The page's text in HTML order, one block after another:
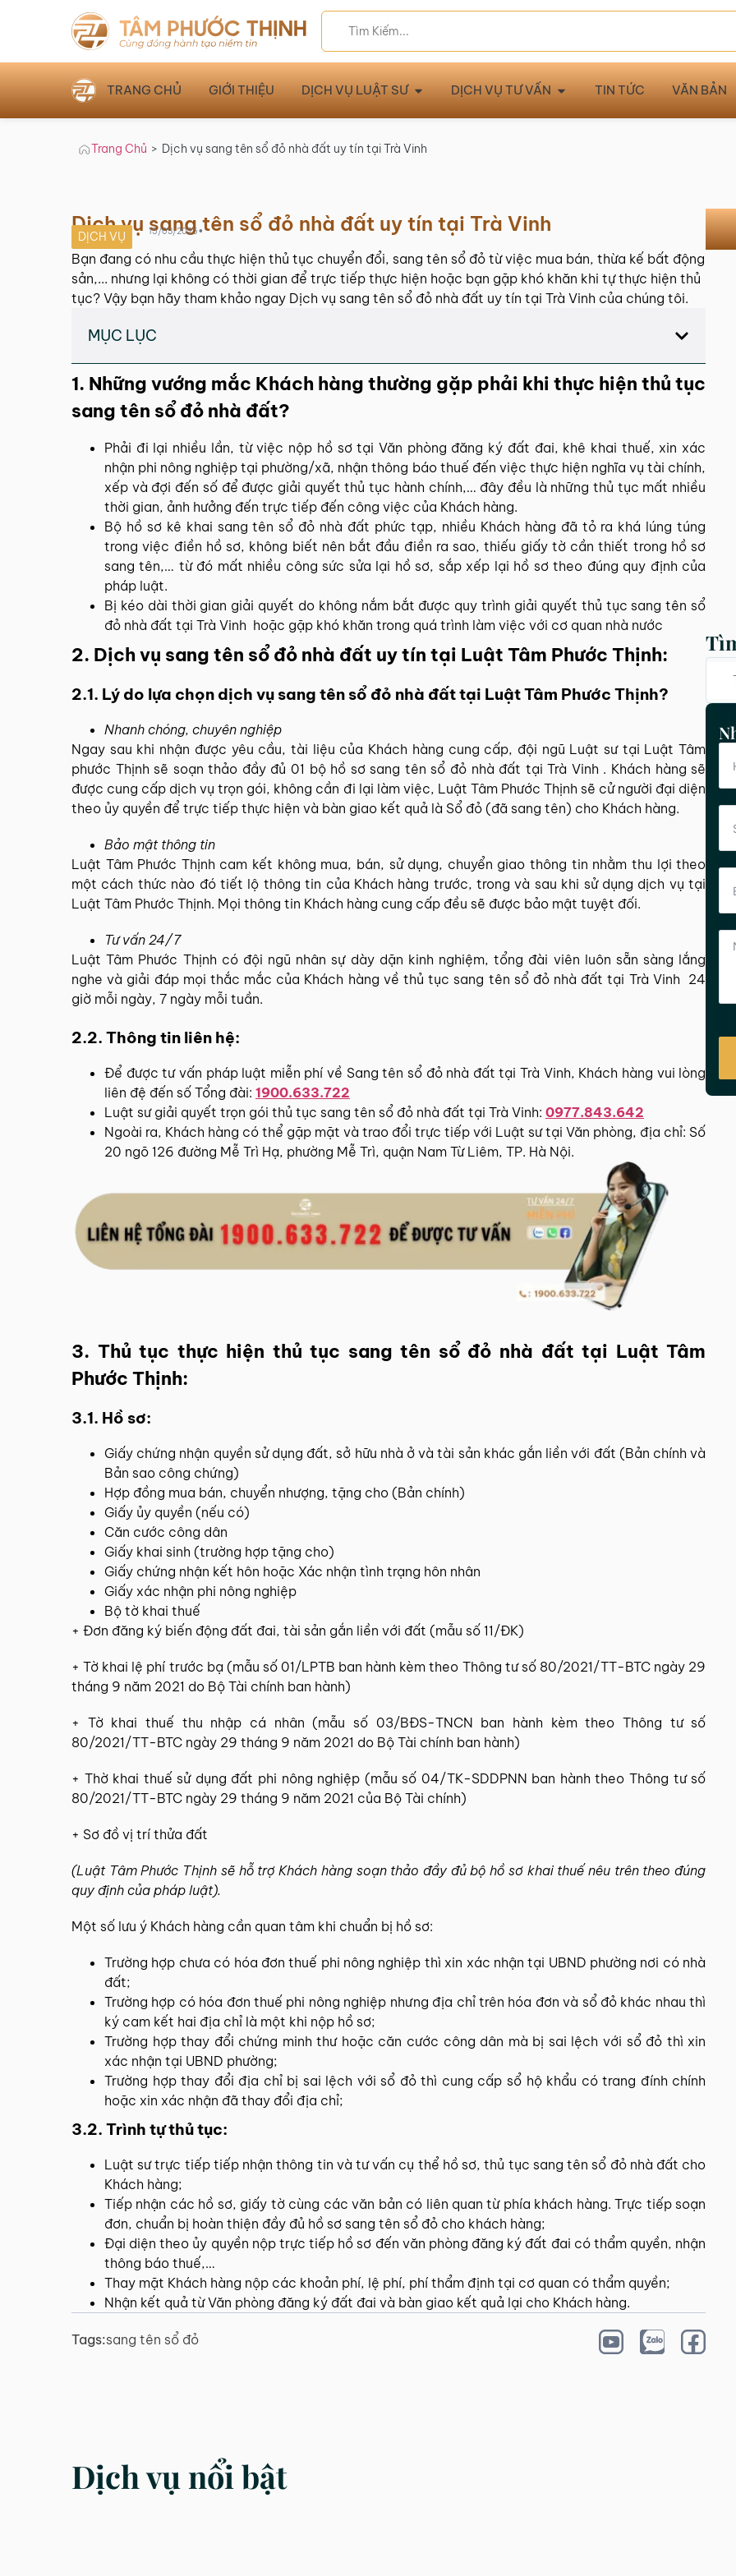
TRANG CHỦ GIỚI THIỆU DỊCH VỤ LUẬT SƯ DỊCH VỤ TƯ VẤN TIN TỨC VĂN BẢN
Trang Chủ > Dịch vụ sang tên sổ đỏ nhà đất uy tín tại Trà Vinh
Dịch vụ sang tên sổ đỏ nhà đất uy tín tại Trà Vinh
DỊCH VỤ 15/03/2025•
Bạn đang có nhu cầu thực hiện thủ tục chuyển đổi, sang tên sổ đỏ từ việc mua bán, thừa kế bất động
sản,... nhưng lại không có thời gian để trực tiếp thực hiện hoặc bạn gặp khó khăn khi tự thực hiện thủ
tục? Vậy bạn hãy tham khảo ngay Dịch vụ sang tên sổ đỏ nhà đất uy tín tại Trà Vinh của chúng tôi.
MỤC LỤC
1. Những vướng mắc Khách hàng thường gặp phải khi thực hiện thủ tục
sang tên sổ đỏ nhà đất?
Phải đi lại nhiều lần, từ việc nộp hồ sơ tại Văn phòng đăng ký đất đai, khê khai thuế, xin xác
nhận phi nông nghiệp tại phường/xã, nhận thông báo thuế đến việc thực hiện nghĩa vụ tài chính,
xếp và đợi đến số để được giải quyết thủ tục hành chính,… đây đều là những thủ tục mất nhiều
thời gian, ảnh hưởng đến trực tiếp đến công việc của Khách hàng.
Bộ hồ sơ kê khai sang tên sổ đỏ nhà đất phức tạp, nhiều Khách hàng đã tỏ ra khá lúng túng
trong việc điền hồ sơ, không biết nên bắt đầu điền ra sao, thiếu giấy tờ cần thiết trong hồ sơ
sang tên,… từ đó mất nhiều công sức sửa lại hồ sơ, sắp xếp lại hồ sơ theo đúng quy định của
pháp luật.
Bị kéo dài thời gian giải quyết do không nắm bắt được quy trình giải quyết thủ tục sang tên sổ
đỏ nhà đất tại Trà Vinh hoặc gặp khó khăn trong quá trình làm việc với cơ quan nhà nước
2. Dịch vụ sang tên sổ đỏ nhà đất uy tín tại Luật Tâm Phước Thịnh:
2.1. Lý do lựa chọn dịch vụ sang tên sổ đỏ nhà đất tại Luật Tâm Phước Thịnh?
Nhanh chóng, chuyên nghiệp
Ngay sau khi nhận được yêu cầu, tài liệu của Khách hàng cung cấp, đội ngũ Luật sư tại Luật Tâm
phước Thịnh sẽ soạn thảo đầy đủ 01 bộ hồ sơ sang tên sổ đỏ nhà đất tại Trà Vinh . Khách hàng sẽ
được cung cấp dịch vụ trọn gói, không cần đi lại làm việc, Luật Tâm Phước Thịnh sẽ cử người đại diện
theo ủy quyền để trực tiếp thực hiện và bàn giao kết quả là Sổ đỏ (đã sang tên) cho Khách hàng.
Bảo mật thông tin
Luật Tâm Phước Thịnh cam kết không mua, bán, sử dụng, chuyển giao thông tin nhằm thu lợi theo
một cách thức nào đó tiết lộ thông tin của Khách hàng trước, trong và sau khi sử dụng dịch vụ tại
Luật Tâm Phước Thịnh. Mọi thông tin Khách hàng cung cấp đều sẽ được bảo mật tuyệt đối.
Tư vấn 24/7
Luật Tâm Phước Thịnh có đội ngũ nhân sự dày dặn kinh nghiệm, tổng đài viên luôn sẵn sàng lắng
nghe và giải đáp mọi thắc mắc của Khách hàng về thủ tục sang tên sổ đỏ nhà đất tại Trà Vinh 24
giờ mỗi ngày, 7 ngày mỗi tuần.
2.2. Thông tin liên hệ:
Để được tư vấn pháp luật miễn phí về Sang tên sổ đỏ nhà đất tại Trà Vinh, Khách hàng vui lòng
liên đệ đến số Tổng đài: 1900.633.722
Luật sư giải quyết trọn gói thủ tục sang tên sổ đỏ nhà đất tại Trà Vinh: 0977.843.642
Ngoài ra, Khách hàng có thể gặp mặt và trao đổi trực tiếp với Luật sư tại Văn phòng, địa chỉ: Số
20 ngõ 126 đường Mễ Trì Hạ, phường Mễ Trì, quận Nam Từ Liêm, TP. Hà Nội.
3. Thủ tục thực hiện thủ tục sang tên sổ đỏ nhà đất tại Luật Tâm
Phước Thịnh:
3.1. Hồ sơ:
Giấy chứng nhận quyền sử dụng đất, sở hữu nhà ở và tài sản khác gắn liền với đất (Bản chính và
Bản sao công chứng)
Hợp đồng mua bán, chuyển nhượng, tặng cho (Bản chính)
Giấy ủy quyền (nếu có)
Căn cước công dân
Giấy khai sinh (trường hợp tặng cho)
Giấy chứng nhận kết hôn hoặc Xác nhận tình trạng hôn nhân
Giấy xác nhận phi nông nghiệp
Bộ tờ khai thuế
+ Đơn đăng ký biến động đất đai, tài sản gắn liền với đất (mẫu số 11/ĐK)
+ Tờ khai lệ phí trước bạ (mẫu số 01/LPTB ban hành kèm theo Thông tư số 80/2021/TT-BTC ngày 29
tháng 9 năm 2021 do Bộ Tài chính ban hành)
+ Tờ khai thuế thu nhập cá nhân (mẫu số 03/BĐS-TNCN ban hành kèm theo Thông tư số
80/2021/TT-BTC ngày 29 tháng 9 năm 2021 do Bộ Tài chính ban hành)
+ Thờ khai thuế sử dụng đất phi nông nghiệp (mẫu số 04/TK-SDDPNN ban hành theo Thông tư số
80/2021/TT-BTC ngày 29 tháng 9 năm 2021 của Bộ Tài chính)
+ Sơ đồ vị trí thửa đất
(Luật Tâm Phước Thịnh sẽ hỗ trợ Khách hàng soạn thảo đầy đủ bộ hồ sơ khai thuế nêu trên theo đúng
quy định của pháp luật).
Một số lưu ý Khách hàng cần quan tâm khi chuẩn bị hồ sơ:
Trường hợp chưa có hóa đơn thuế phi nông nghiệp thì xin xác nhận tại UBND phường nơi có nhà
đất;
Trường hợp có hóa đơn thuế phi nông nghiệp nhưng địa chỉ trên hóa đơn và sổ đỏ khác nhau thì
ký cam kết hai địa chỉ là một khi nộp hồ sơ;
Trường hợp thay đổi chứng minh thư hoặc căn cước công dân mà bị sai lệch với sổ đỏ thì xin
xác nhận tại UBND phường;
Trường hợp thay đổi địa chỉ bị sai lệch với sổ đỏ thì cung cấp sổ hộ khẩu có trang đính chính
hoặc xin xác nhận đã thay đổi địa chỉ;
3.2. Trình tự thủ tục:
Luật sư trực tiếp tiếp nhận thông tin và tư vấn cụ thể hồ sơ, thủ tục sang tên sổ đỏ nhà đất cho
Khách hàng;
Tiếp nhận các hồ sơ, giấy tờ cùng các văn bản có liên quan từ phía khách hàng. Trực tiếp soạn
đơn, chuẩn bị hoàn thiện đầy đủ hồ sơ sang tên sổ đỏ cho khách hàng;
Đại diện theo ủy quyền nộp trực tiếp hồ sơ đến văn phòng đăng ký đất đai có thẩm quyền, nhận
thông báo thuế,…
Thay mặt Khách hàng nộp các khoản phí, lệ phí, phí thẩm định tại cơ quan có thẩm quyền;
Nhận kết quả từ Văn phòng đăng ký đất đai và bàn giao kết quả lại cho Khách hàng.
Tags:sang tên sổ đỏ
Dịch vụ nổi bật